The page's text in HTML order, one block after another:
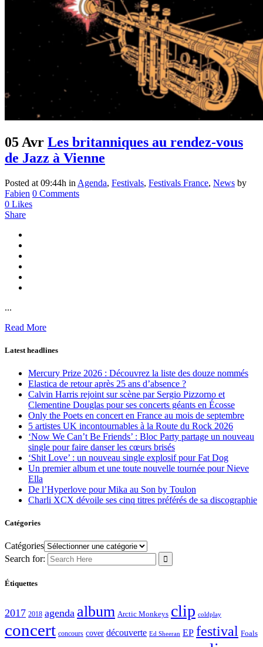
05 Avr Les britanniques au rendez-vous
de Jazz à Vienne
Posted at 09:44h in Agenda, Festivals, Festivals France, News by
Fabien 0 Comments
0 Likes
Share
...
Read More
Latest headlines
Mercury Prize 2026 : Découvrez la liste des douze nommés
Elastica de retour après 25 ans d’absence ?
Calvin Harris rejoint sur scène par Sergio Pizzorno et
Clementine Douglas pour ses concerts géants en Écosse
Only the Poets en concert en France au mois de septembre
5 artistes UK incontournables à la Route du Rock 2026
‘Now We Can’t Be Friends’ : Bloc Party partage un nouveau
single pour faire danser les cœurs brisés
‘Shit Love’ : un nouveau single explosif pour Fat Dog
Un premier album et une toute nouvelle tournée pour Nieve
Ella
De l’Hyperlove pour Mika au Son by Toulon
Charli XCX dévoile ses cinq titres préférés de sa discographie
Catégories
Catégories
Search for:
Étiquettes
2017 2018 agenda album Arctic Monkeys clip coldplay
concert concours cover découverte Ed Sheeran EP festival Foals